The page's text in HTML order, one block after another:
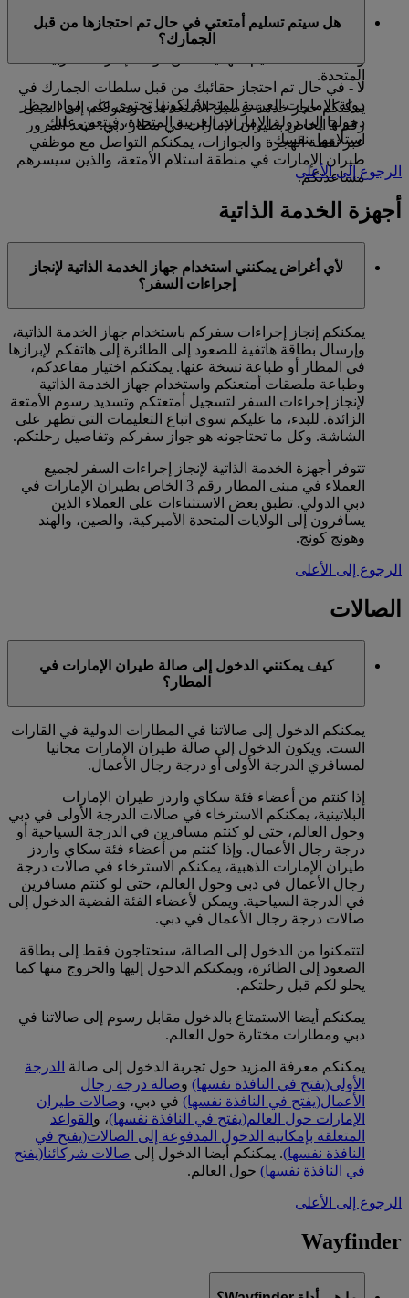
إلى مطار دبي الدولي. ويمكن تسليم الأمتعة إلى أي مكان
ضمن دولة الإمارات العربية المتحدة، لكن الرسوم تتفاوت
المتحدة.
يمكنكم حجز خدمة توصيل الأمتعة لدى وصولكم إلى المبنى
رقم 3 الخاص بطيران الإمارات في مطار دبي. فبعد المرور
عبر نقطة الهجرة والجوازات، يمكنكم التواصل مع موظفي
طيران الإمارات في منطقة استلام الأمتعة، والذين سيسرهم
مساعدتكم.
هل سيتم تسليم أمتعتي في حال تم احتجازها من قبل
الجمارك؟
لا - في حال تم احتجاز حقائبك من قبل سلطات الجمارك في
دولة الإمارات العربية المتحدة لكونها تحتوي على مواد يحظر
دخولها إلى دولة الإمارات العربية المتحدة، فيتعين عليك
استلامها بنفسك.
الرجوع إلى الأعلى
أجهزة الخدمة الذاتية
لأي أغراض يمكنني استخدام جهاز الخدمة الذاتية لإنجاز
إجراءات السفر؟
يمكنكم إنجاز إجراءات سفركم باستخدام جهاز الخدمة الذاتية،
وإرسال بطاقة هاتفية للصعود إلى الطائرة إلى هاتفكم لإبرازها
في المطار أو طباعة نسخة عنها. يمكنكم اختيار مقاعدكم،
وطباعة ملصقات أمتعتكم واستخدام جهاز الخدمة الذاتية
لإنجاز إجراءات السفر لتسجيل أمتعتكم وتسديد رسوم الأمتعة
الزائدة. للبدء، ما عليكم سوى اتباع التعليمات التي تظهر على
الشاشة. وكل ما تحتاجونه هو جواز سفركم وتفاصيل رحلتكم.
تتوفر أجهزة الخدمة الذاتية لإنجاز إجراءات السفر لجميع
العملاء في مبنى المطار رقم 3 الخاص بطيران الإمارات في
دبي الدولي. تطبق بعض الاستثناءات على العملاء الذين
يسافرون إلى الولايات المتحدة الأميركية، والصين، والهند
وهونج كونج.
الرجوع إلى الأعلى
الصالات
كيف يمكنني الدخول إلى صالة طيران الإمارات في
المطار؟
يمكنكم الدخول إلى صالاتنا في المطارات الدولية في القارات
الست. ويكون الدخول إلى صالة طيران الإمارات مجانيا
لمسافري الدرجة الأولى أو درجة رجال الأعمال.
إذا كنتم من أعضاء فئة سكاي واردز طيران الإمارات
البلاتينية، يمكنكم الاسترخاء في صالات الدرجة الأولى في دبي
وحول العالم، حتى لو كنتم مسافرين في الدرجة السياحية أو
درجة رجال الأعمال. وإذا كنتم من أعضاء فئة سكاي واردز
طيران الإمارات الذهبية، يمكنكم الاسترخاء في صالات درجة
رجال الأعمال في دبي وحول العالم، حتى لو كنتم مسافرين
في الدرجة السياحية. ويمكن لأعضاء الفئة الفضية الدخول إلى
صالات درجة رجال الأعمال في دبي.
لتتمكنوا من الدخول إلى الصالة، ستحتاجون فقط إلى بطاقة
الصعود إلى الطائرة، ويمكنكم الدخول إليها والخروج منها كما
يحلو لكم قبل رحلتكم.
يمكنكم أيضا الاستمتاع بالدخول مقابل رسوم إلى صالاتنا في
دبي ومطارات مختارة حول العالم.
يمكنكم معرفة المزيد حول تجربة الدخول إلى صالة الدرجة
الأولى(يفتح في النافذة نفسها) وصالة درجة رجال
الأعمال(يفتح في النافذة نفسها) في دبي، وصالات طيران
الإمارات حول العالم(يفتح في النافذة نفسها)، و القواعد
المتعلقة بإمكانية الدخول المدفوعة إلى الصالات(يفتح في
النافذة نفسها). يمكنكم أيضا الدخول إلى صالات شركائنا(يفتح
في النافذة نفسها) حول العالم.
الرجوع إلى الأعلى
Wayfinder